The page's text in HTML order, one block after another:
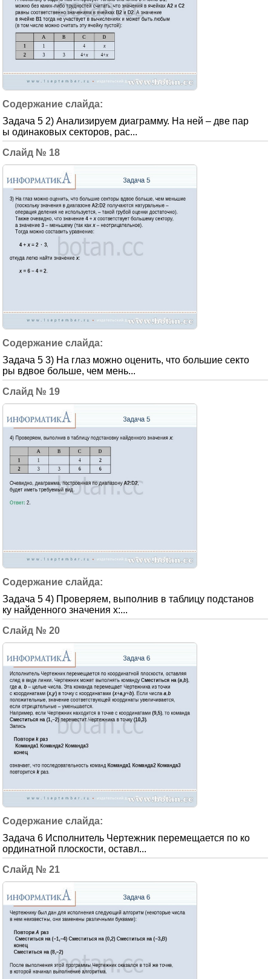
Задача 5 2) Анализируем диаграмму. На ней – две пар
ы одинаковых секторов, рас...
18
Задача 5 3) На глаз можно оценить, что большие секто
ры вдвое больше, чем мень...
19
Задача 5 4) Проверяем, выполнив в таблицу подстанов
ку найденного значения x:...
20
Задача 6 Исполнитель Чертежник перемещается по ко
ординатной плоскости, оставл...
21